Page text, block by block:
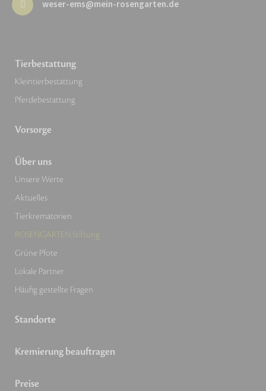
weser-ems@mein-rosengarten.de
Tierbestattung
Kleintierbestattung
Pferdebestattung
Vorsorge
Über uns
Unsere Werte
Aktuelles
Tierkrematorien
ROSENGARTEN-Stiftung
Grüne Pfote
Lokale Partner
Häufig gestellte Fragen
Standorte
Kremierung beauftragen
Preise